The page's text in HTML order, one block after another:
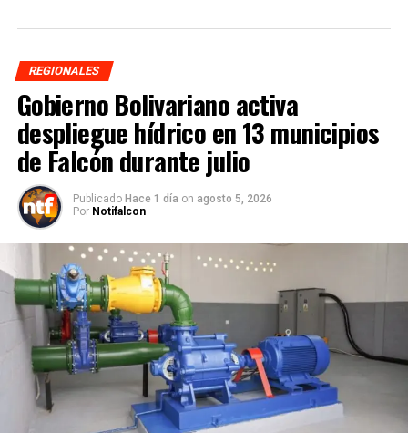
REGIONALES
Gobierno Bolivariano activa
despliegue hídrico en 13 municipios
de Falcón durante julio
Publicado Hace 1 día on agosto 5, 2026
Por Notifalcon